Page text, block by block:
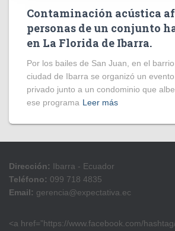
Contaminación acústica
personas de un conjunto
en La Florida de Ibarra.
Por los bailes de San Juan, en el
ciudad de Ibarra se organizó un
privado junto a un condominio que
ese programa Leer más
Dirección: Ibarra - Ecuador
Teléfono: 099 718 4835
Email: gerencia@expectativa.ec
<a href=”https://www.facebook.com/